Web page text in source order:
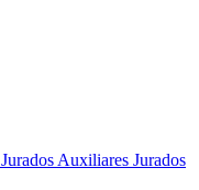
Jurados Auxiliares Jurados